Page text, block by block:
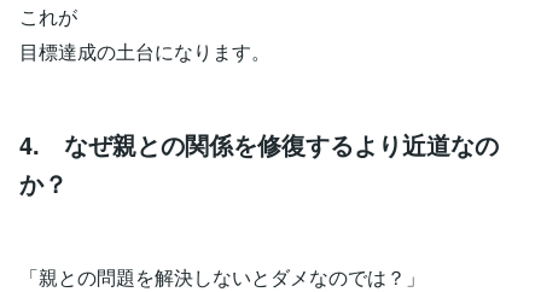
これが
目標達成の土台になります。
4. なぜ親との関係を修復するより近道なの
か？
「親との問題を解決しないとダメなのでは？」